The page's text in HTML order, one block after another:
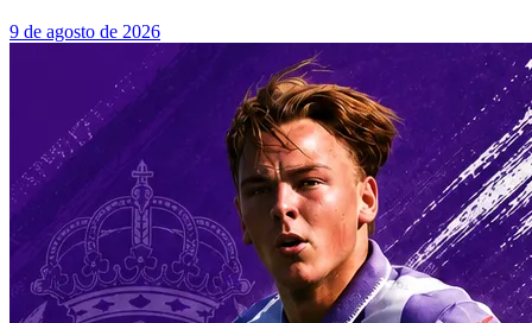
9 de agosto de 2026